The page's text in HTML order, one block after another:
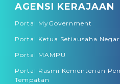
JABATAN
AGENSI KERAJAAN
Portal MyGovernment
Portal Ketua Setiausaha
Portal MAMPU
Portal Rasmi Kementerian
Tempatan